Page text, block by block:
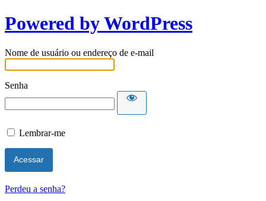
Powered by WordPress
Nome de usuário ou endereço de e-mail
Senha
Lembrar-me
Perdeu a senha?